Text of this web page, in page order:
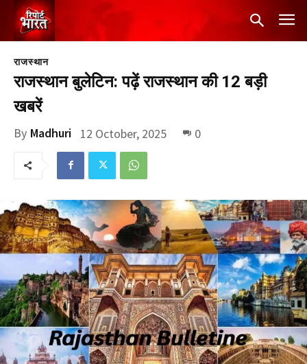
राजस्थान
राजस्थान बुलेटिन: पढ़ें राजस्थान की 12 बड़ी
खबरें
By Madhuri 12 October, 2025 0